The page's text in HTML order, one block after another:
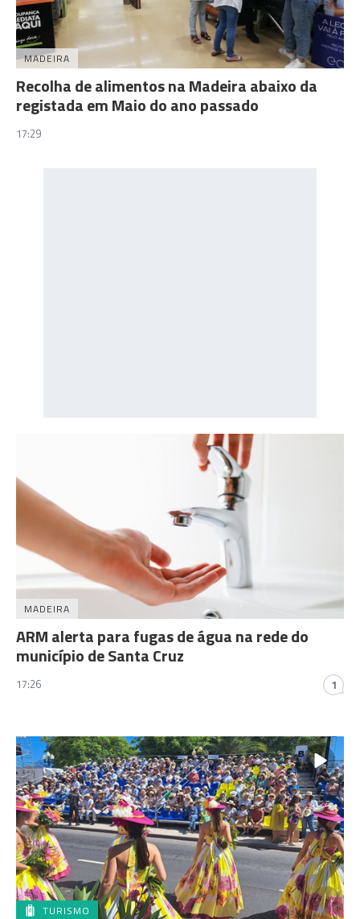
MADEIRA
Recolha de alimentos na Madeira abaixo da
registada em Maio do ano passado
17:29
MADEIRA
ARM alerta para fugas de água na rede do
município de Santa Cruz
17:26 1
TURISMO